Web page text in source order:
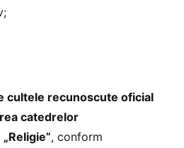
cultele recunoscute oficial
catedrelor
, conform